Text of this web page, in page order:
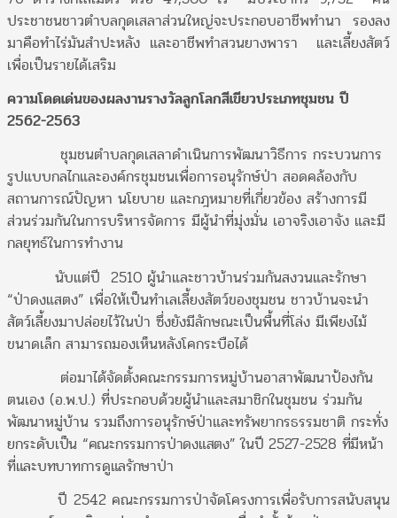
ประชาชนชาวตำบลกุดเสลาส่วนใหญ่จะประกอบอาชีพทำนา รองลง
มาคือทำไร่มันสำปะหลัง และอาชีพทำสวนยางพารา และเลี้ยงสัตว์
เพื่อเป็นรายได้เสริม
ความโดดเด่นของผลงานรางวัลลูกโลกสีเขียวประเภทชุมชน ปี
2562-2563
ชุมชนตำบลกุดเสลาดำเนินการพัฒนาวิธีการ กระบวนการ
รูปแบบกลไกและองค์กรชุมชนเพื่อการอนุรักษ์ป่า สอดคล้องกับ
สถานการณ์ปัญหา นโยบาย และกฎหมายที่เกี่ยวข้อง สร้างการมี
ส่วนร่วมกันในการบริหารจัดการ มีผู้นำที่มุ่งมั่น เอาจริงเอาจัง และมี
กลยุทธ์ในการทำงาน
นับแต่ปี 2510 ผู้นำและชาวบ้านร่วมกันสงวนและรักษา
“ป่าดงแสตง” เพื่อให้เป็นทำเลเลี้ยงสัตว์ของชุมชน ชาวบ้านจะนำ
สัตว์เลี้ยงมาปล่อยไว้ในป่า ซึ่งยังมีลักษณะเป็นพื้นที่โล่ง มีเพียงไม้
ขนาดเล็ก สามารถมองเห็นหลังโคกระบือได้
ต่อมาได้จัดตั้งคณะกรรมการหมู่บ้านอาสาพัฒนาป้องกัน
ตนเอง (อ.พ.ป.) ที่ประกอบด้วยผู้นำและสมาชิกในชุมชน ร่วมกัน
พัฒนาหมู่บ้าน รวมถึงการอนุรักษ์ป่าและทรัพยากรธรรมชาติ กระทั่ง
ยกระดับเป็น “คณะกรรมการป่าดงแสตง” ในปี2527-2528 ที่มีหน้า
ที่และบทบาทการดูแลรักษาป่า
ปี 2542 คณะกรรมการป่าจัดโครงการเพื่อรับการสนับสนุน